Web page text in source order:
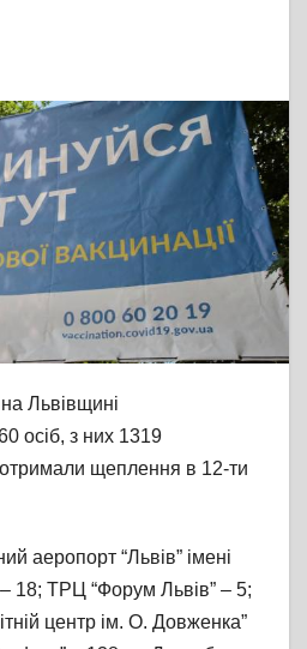
Львівщині
осіб, з них 1319
щеплення в 12-ти
аеропорт “Львів” імені
18; ТРЦ “Форум Львів” – 5;
центр ім. О. Довженка”